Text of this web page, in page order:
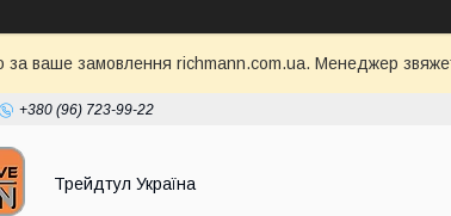
за ваше замовлення richmann.com.ua. Менеджер
+380 (96) 723-99-22
Трейдтул Україна